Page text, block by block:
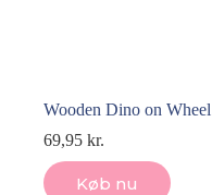
Wooden Dino on Wheel
69,95 kr.
Køb nu